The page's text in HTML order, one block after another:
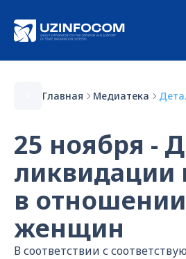
Главная Медиатека
25 ноября -
ликвидации
в отношении
женщин
В соответствии с